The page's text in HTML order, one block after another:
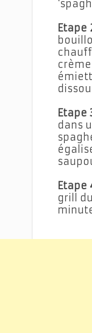
Etape
Etape
dans
Etape
grill